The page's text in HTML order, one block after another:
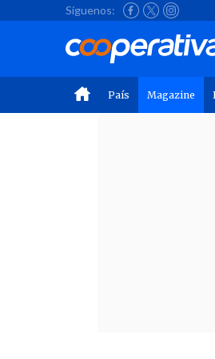
Síguenos:
País Magazine